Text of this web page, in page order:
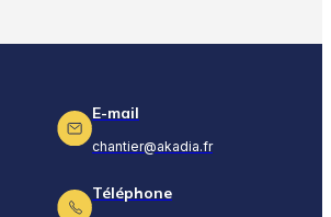
E-mail
chantier@akadia.fr
Téléphone